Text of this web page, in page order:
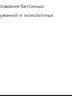
бетонных
и монолитных